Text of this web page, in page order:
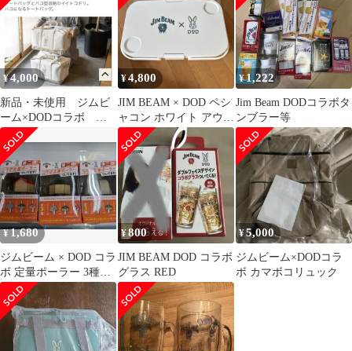
¥4,000
新品・未使用 ジムビ
ーム×DODコラボ ト
ートハコナール(40)
¥4,800
JIM BEAM × DOD ペシ
ャコン ホワイト アウト
ドアテーブル
¥1,222
Jim Beam DODコラボタ
ンブラー等
¥1,680
ジムビーム × DOD コラ
ボ 定量ポーラー 3種セ
ット
¥800
JIM BEAM DOD コラボ
グラス RED
¥5,000
ジムビーム×DODコラ
ボ カマボコリュック